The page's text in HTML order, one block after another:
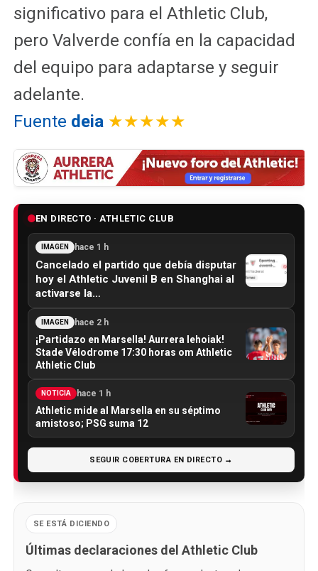
significativo para el Athletic Club,
pero Valverde confía en la capacidad
del equipo para adaptarse y seguir
adelante.
Fuente deia★★★★★
EN DIRECTO · ATHLETIC CLUB
IMAGEN hace 1 h
Cancelado el partido que debía disputar
hoy el Athletic Juvenil B en Shanghai al
activarse la…
IMAGEN hace 2 h
¡Partidazo en Marsella! Aurrera lehoiak!
Stade Vélodrome 17:30 horas om Athletic
Athletic Club
NOTICIA hace 1 h
Athletic mide al Marsella en su séptimo
amistoso; PSG suma 12
SEGUIR COBERTURA EN DIRECTO →
SE ESTÁ DICIENDO
Últimas declaraciones del Athletic Club